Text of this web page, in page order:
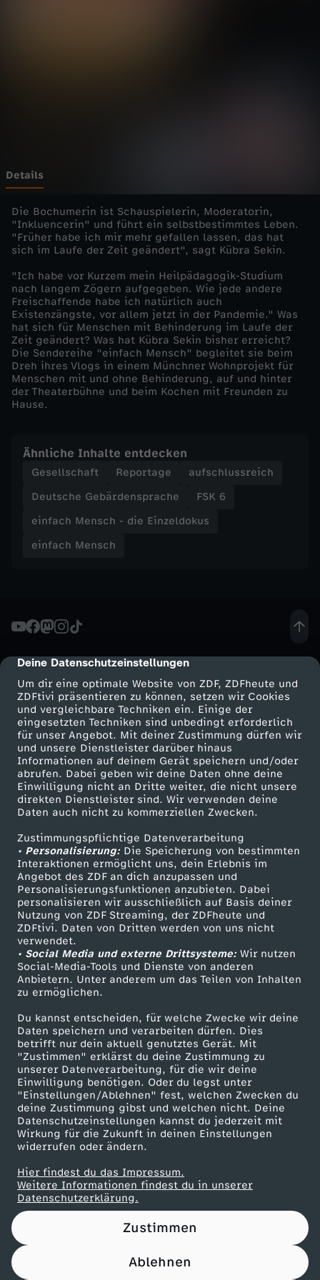
cmp-dialog-description
Deine Datenschutzeinstellungen
Um dir eine optimale Website von ZDF, ZDFheute und
ZDFtivi präsentieren zu können, setzen wir Cookies
und vergleichbare Techniken ein. Einige der
eingesetzten Techniken sind unbedingt erforderlich
für unser Angebot. Mit deiner Zustimmung dürfen wir
und unsere Dienstleister darüber hinaus
Informationen auf deinem Gerät speichern und/oder
abrufen. Dabei geben wir deine Daten ohne deine
Einwilligung nicht an Dritte weiter, die nicht unsere
direkten Dienstleister sind. Wir verwenden deine
Daten auch nicht zu kommerziellen Zwecken.
Zustimmungspflichtige Datenverarbeitung
• Personalisierung:Die Speicherung von bestimmten
Interaktionen ermöglicht uns, dein Erlebnis im
Angebot des ZDF an dich anzupassen und
Personalisierungsfunktionen anzubieten. Dabei
personalisieren wir ausschließlich auf Basis deiner
Nutzung von ZDF Streaming, der ZDFheute und
ZDFtivi. Daten von Dritten werden von uns nicht
verwendet.
• Social Media und externe Drittsysteme:Wir nutzen
Social-Media-Tools und Dienste von anderen
Anbietern. Unter anderem um das Teilen von Inhalten
zu ermöglichen.
Du kannst entscheiden, für welche Zwecke wir deine
Daten speichern und verarbeiten dürfen. Dies
betrifft nur dein aktuell genutztes Gerät. Mit
"Zustimmen" erklärst du deine Zustimmung zu
unserer Datenverarbeitung, für die wir deine
Einwilligung benötigen. Oder du legst unter
"Einstellungen/Ablehnen" fest, welchen Zwecken du
deine Zustimmung gibst und welchen nicht. Deine
Datenschutzeinstellungen kannst du jederzeit mit
Wirkung für die Zukunft in deinen Einstellungen
widerrufen oder ändern.
Hier findest du das Impressum.
Weitere Informationen findest du in unserer
Datenschutzerklärung.
Zustimmen
Ablehnen
h
-
d
i
e
E
i
z
e
l
d
k
u
s
-
K
ü
b
r
a
S
e
k
i
n
:
F
r
e
Details
Die Bochumerin ist Schauspielerin, Moderatorin,
"Inkluencerin" und führt ein selbstbestimmtes Leben.
"Früher habe ich mir mehr gefallen lassen, das hat
sich im Laufe der Zeit geändert", sagt Kübra Sekin.
"Ich habe vor Kurzem mein Heilpädagogik-Studium
nach langem Zögern aufgegeben. Wie jede andere
Freischaffende habe ich natürlich auch
Existenzängste, vor allem jetzt in der Pandemie." Was
hat sich für Menschen mit Behinderung im Laufe der
Zeit geändert? Was hat Kübra Sekin bisher erreicht?
Die Sendereihe "einfach Mensch" begleitet sie beim
Dreh ihres Vlogs in einem Münchner Wohnprojekt für
Menschen mit und ohne Behinderung, auf und hinter
der Theaterbühne und beim Kochen mit Freunden zu
Hause.
Ähnliche Inhalte entdecken
Gesellschaft Reportage
aufschlussreich
Deutsche Gebärdensprache
FSK 6
einfach Mensch - die Einzeldokus
einfach Mensch
Mehr ZDF
ZDF-Apps
Smart TV
ZDFtext
Livestreams
Sendungen A-Z
TV-Programm
Service
ZDFmitreden
Kontakt zum ZDF
Tickets
Zuschauerservice
Hilfe
ZDF Unternehmen
Karriere
ZDF goes Schule
Werbefernsehen
Mainzelmännchen
Partner
Nutzungsbedingungen